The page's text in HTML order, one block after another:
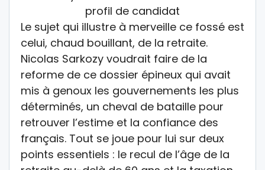
Le sujet qui illustre à merveille ce fossé est
celui, chaud bouillant, de la retraite.
Nicolas Sarkozy voudrait faire de la
reforme de ce dossier épineux qui avait
mis à genoux les gouvernements les plus
déterminés, un cheval de bataille pour
retrouver l’estime et la confiance des
français. Tout se joue pour lui sur deux
points essentiels : le recul de l’âge de la